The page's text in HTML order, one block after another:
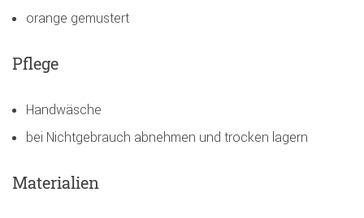
orange gemustert
Pflege
Handwäsche
bei Nichtgebrauch abnehmen und trocken lagern
Materialien